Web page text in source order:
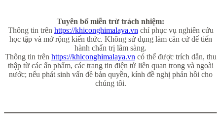
Tuyên bố miễn trừ trách nhiệm:
Thông tin trên https://khiconghimalaya.vn chỉ phục vụ nghiên cứu
học tập và mở rộng kiến thức. Không sử dụng làm căn cứ để tiến
hành chẩn trị lâm sàng.
Thông tin trên https://khiconghimalaya.vn có thể được trích dẫn, thu
thập từ các ấn phẩm, các trang tin điện tử liên quan trong và ngoài
nước; nếu phát sinh vấn đề bản quyền, kính đề nghị phản hồi cho
chúng tôi.